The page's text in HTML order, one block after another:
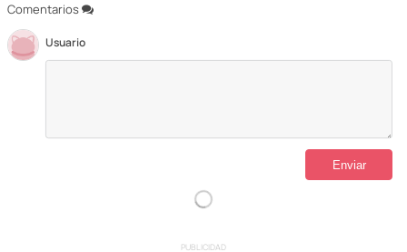
Comentarios
Usuario
PUBLICIDAD